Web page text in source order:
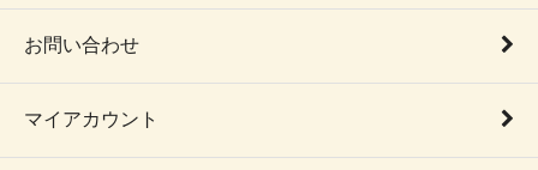
お問い合わせ
マイアカウント